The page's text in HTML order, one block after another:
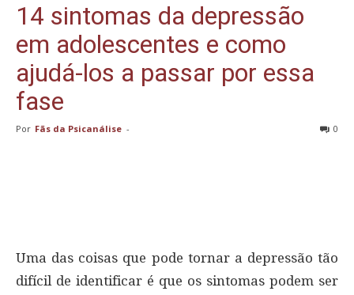
14 sintomas da depressão
em adolescentes e como
ajudá-los a passar por essa
fase
Por Fãs da Psicanálise - 0
Uma das coisas que pode tornar a depressão tão
difícil de identificar é que os sintomas podem ser